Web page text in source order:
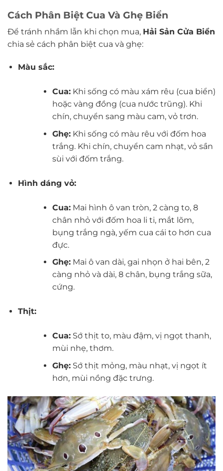
Cách Phân Biệt Cua Và Ghẹ Biển
Để tránh nhầm lẫn khi chọn mua, Hải Sản Cửa Biển
chia sẻ cách phân biệt cua và ghẹ:
Màu sắc:
Cua:Khi sống có màu xám rêu (cua biển)
hoặc vàng đồng (cua nước trũng). Khi
chín, chuyển sang màu cam, vỏ trơn.
Ghẹ:Khi sống có màu rêu với đốm hoa
trắng. Khi chín, chuyển cam nhạt, vỏ sần
sùi với đốm trắng.
Hình dáng vỏ:
Cua:Mai hình ô van tròn, 2 càng to, 8
chân nhỏ với đốm hoa li ti, mắt lõm,
bụng trắng ngà, yếm cua cái to hơn cua
đực.
Ghẹ:Mai ô van dài, gai nhọn ở hai bên, 2
càng nhỏ và dài, 8 chân, bụng trắng sữa,
cứng.
Thịt:
Cua:Sớ thịt to, màu đậm, vị ngọt thanh,
mùi nhẹ, thơm.
Ghẹ:Sớ thịt mỏng, màu nhạt, vị ngọt ít
hơn, mùi nồng đặc trưng.